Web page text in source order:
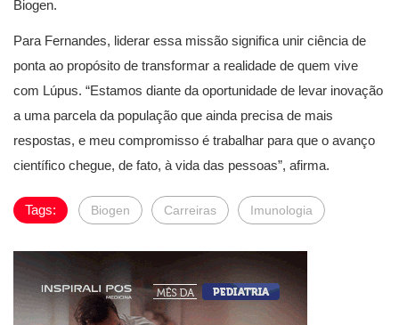
Biogen.
Para Fernandes, liderar essa missão significa unir ciência de
ponta ao propósito de transformar a realidade de quem vive
com Lúpus. “Estamos diante da oportunidade de levar inovação
a uma parcela da população que ainda precisa de mais
respostas, e meu compromisso é trabalhar para que o avanço
científico chegue, de fato, à vida das pessoas”, afirma.
Tags: Biogen Carreiras Imunologia